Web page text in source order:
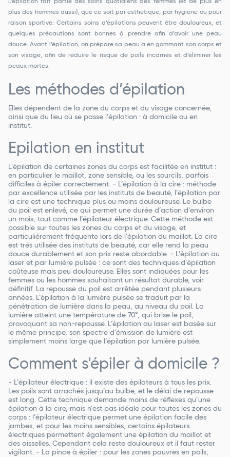
L’épilation fait partie des soins quotidiens des femmes (et de plus en
plus des hommes aussi), que ce soit par esthétique, par hygiène ou pour
raison sportive. Certains soins d’épilations peuvent être douloureux, et
quelques précautions sont bonnes à prendre afin d’avoir une peau
douce. Avant l’épilation, on prépare sa peau à en gommant son corps et
son visage, afin de réduire le risque de poils incarnés et d’éliminer les
peaux mortes.
Les méthodes d’épilation
Elles dépendent de la zone du corps et du visage concernée,
ainsi que du lieu où se passe l’épilation : à domicile ou en
institut.
Epilation en institut
L’épilation de certaines zones du corps est facilitée en institut :
en particulier le maillot, zone sensible, ou les sourcils, parfois
difficiles à épiler correctement. - L’épilation à la cire : méthode
par excellence utilisée par les instituts de beauté, l’épilation par
la cire est une technique plus ou moins douloureuse. Le bulbe
du poil est enlevé, ce qui permet une durée d’action d’environ
un mois, tout comme l’épilateur électrique. Cette méthode est
possible sur toutes les zones du corps et du visage, et
particulièrement fréquente lors de l’épilation du maillot. La cire
est très utilisée des instituts de beauté, car elle rend la peau
douce durablement et son prix reste abordable. - L’épilation au
laser et par lumière pulsée : ce sont des techniques d’épilation
coûteuse mais peu douloureuse. Elles sont indiquées pour les
femmes ou les hommes souhaitant un résultat durable, voir
définitif. La repousse du poil est arrêtée pendant plusieurs
années. L’épilation à la lumière pulsée se traduit par la
pénétration de lumière dans la peau, au niveau du poil. La
lumière atteint une température de 70°, qui brise le poil,
provoquant sa non-repousse. L’épilation au laser est basée sur
le même principe, son spectre d’émission de lumière est
simplement moins large que l’épilation par lumière pulsée.
Comment s'épiler à domicile ?
- L’épilateur électrique : il existe des épilateurs à tous les prix.
Les poils sont arrachés jusqu’au bulbe, et le délai de repousse
est long. Cette technique demande moins de réflexes qu’une
épilation à la cire, mais n’est pas idéale pour toutes les zones du
corps : l’épilateur électrique permet une épilation facile des
jambes, et pour les moins sensibles, certains épilateurs
électriques permettent également une épilation du maillot et
des aisselles. Cependant cela reste douloureux et il faut rester
vigilant. - La pince à épiler : pour les zones pauvres en poils,